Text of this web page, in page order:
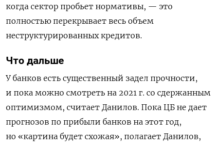
когда сектор пробьет нормативы, — это
полностью перекрывает весь объем
неструктурированных кредитов.
Что дальше
У банков есть существенный задел прочности,
и пока можно смотреть на 2021 г. со сдержанным
оптимизмом, считает Данилов. Пока ЦБ не дает
прогнозов по прибыли банков на этот год,
но «картина будет схожая», полагает Данилов,